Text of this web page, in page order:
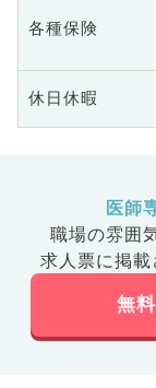
各種保険
休日休暇
医師
職場の雰囲
求人票に掲載
無